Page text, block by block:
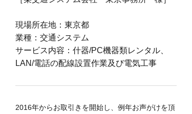
現場所在地：東京都
業種：交通システム
サービス内容：什器/PC機器類レンタル、
LAN/電話の配線設置作業及び電気工事
2016年からお取引きを開始し、例年お声がけを頂